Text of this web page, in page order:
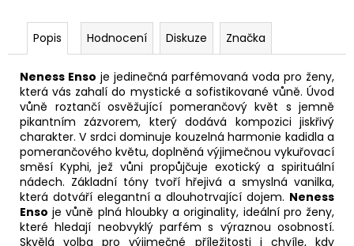
Popis Hodnocení Diskuze Značka
Neness Enso je jedinečná parfémovaná voda pro ženy,
která vás zahalí do mystické a sofistikované vůně. Úvod
vůně roztančí osvěžující pomerančový květ s jemně
pikantním zázvorem, který dodává kompozici jiskřivý
charakter. V srdci dominuje kouzelná harmonie kadidla a
pomerančového květu, doplněná výjimečnou vykuřovací
směsí Kyphi, jež vůni propůjčuje exotický a spirituální
nádech. Základní tóny tvoří hřejivá a smyslná vanilka,
která dotváří elegantní a dlouhotrvající dojem. Neness
Enso je vůně plná hloubky a originality, ideální pro ženy,
které hledají neobvyklý parfém s výraznou osobností.
Skvělá volba pro výjimečné příležitosti i chvíle, kdy